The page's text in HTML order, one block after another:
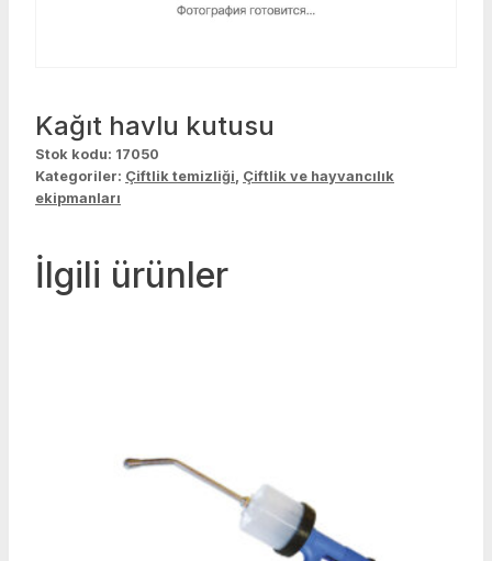
Kağıt havlu kutusu
Stok kodu: 17050
Kategoriler: Çiftlik temizliği, Çiftlik ve hayvancılık
ekipmanları
İlgili ürünler